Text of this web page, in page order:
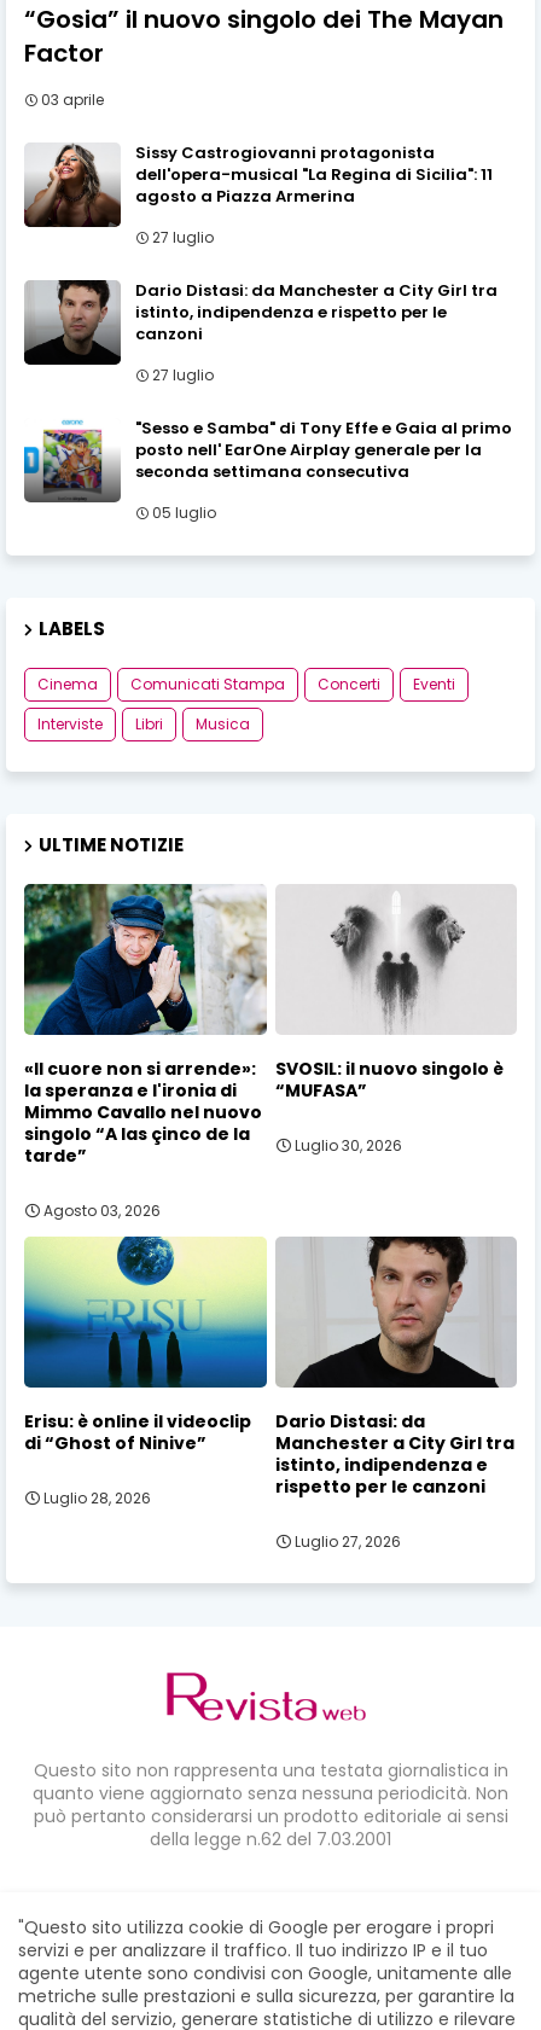
“Gosia” il nuovo singolo dei The Mayan
Factor
03 aprile
Sissy Castrogiovanni protagonista
dell'opera-musical "La Regina di Sicilia": 11
agosto a Piazza Armerina
27 luglio
Dario Distasi: da Manchester a City Girl tra
istinto, indipendenza e rispetto per le
canzoni
27 luglio
"Sesso e Samba" di Tony Effe e Gaia al primo
posto nell' EarOne Airplay generale per la
seconda settimana consecutiva
05 luglio
LABELS
Cinema Comunicati Stampa Concerti
Eventi
Interviste
Libri Musica
ULTIME NOTIZIE
«Il cuore non si arrende»:
la speranza e l'ironia di
Mimmo Cavallo nel nuovo
singolo “A las çinco de la
tarde”
Agosto 03, 2026
SVOSIL: il nuovo singolo è
“MUFASA”
Luglio 30, 2026
Erisu: è online il videoclip
di “Ghost of Ninive”
Luglio 28, 2026
Dario Distasi: da
Manchester a City Girl tra
istinto, indipendenza e
rispetto per le canzoni
Luglio 27, 2026
Questo sito non rappresenta una testata giornalistica in
quanto viene aggiornato senza nessuna periodicità. Non
può pertanto considerarsi un prodotto editoriale ai sensi
della legge n.62 del 7.03.2001
"Questo sito utilizza cookie di Google per erogare i propri
servizi e per analizzare il traffico. Il tuo indirizzo IP e il tuo
agente utente sono condivisi con Google, unitamente alle
metriche sulle prestazioni e sulla sicurezza, per garantire la
qualità del servizio, generare statistiche di utilizzo e rilevare